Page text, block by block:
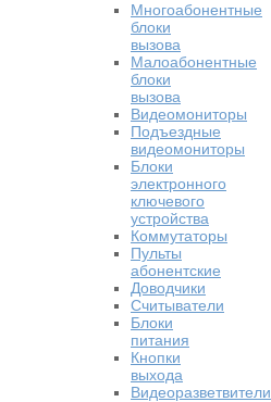
Многоабонентные
блоки
вызова
Малоабонентные
блоки
вызова
Видеомониторы
Подъездные
видеомониторы
Блоки
электронного
ключевого
устройства
Коммутаторы
Пульты
абонентские
Доводчики
Считыватели
Блоки
питания
Кнопки
выхода
Видеоразветвители